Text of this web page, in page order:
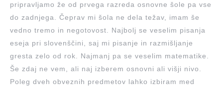
pripravljamo že od prvega razreda osnovne šole pa vse
do zadnjega. Čeprav mi šola ne dela težav, imam še
vedno tremo in negotovost. Najbolj se veselim pisanja
eseja pri slovenščini, saj mi pisanje in razmišljanje
gresta zelo od rok. Najmanj pa se veselim matematike.
Še zdaj ne vem, ali naj izberem osnovni ali višji nivo.
Poleg dveh obveznih predmetov lahko izbiram med